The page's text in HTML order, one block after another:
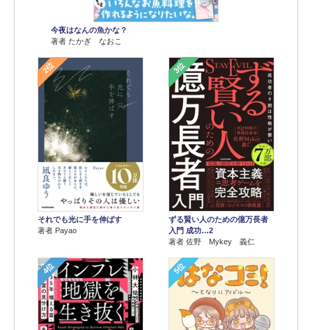
今夜はなんの魚かな？
著者 たかぎ なおこ
2位
それでも光に手を伸ばす
著者 Payao
3位
ずる賢い人のための億万長者
入門 成功…2
著者 佐野 Mykey 義仁
4位 5位